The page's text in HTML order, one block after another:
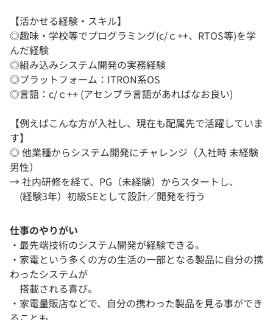
【活かせる経験・スキル】
◎趣味・学校等でプログラミング(c/ｃ++、RTOS等)を学
んだ経験
◎組み込みシステム開発の実務経験
◎プラットフォーム：ITRON系OS
◎言語：c/ｃ++ (アセンブラ言語があればなお良い)
【例えばこんな方が入社し、現在も配属先で活躍していま
す】
◎ 他業種からシステム開発にチャレンジ（入社時 未経験
男性）
→ 社内研修を経て、PG（未経験）からスタートし、
(経験3年）初級SEとして設計／開発を行う
仕事のやりがい
・最先端技術のシステム開発が経験できる。
・家電という多くの方の生活の一部となる製品に自分の携
わったシステムが
搭載される喜び。
・家電量販店などで、自分の携わった製品を見る事ができ